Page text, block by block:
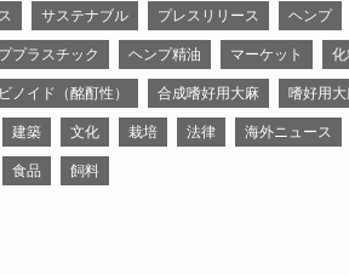
サステナブル プレスリリース ヘンプ
プラスチック ヘンプ精油 マーケット
ノイド（酩酊性） 合成嗜好用大麻 嗜好用
建築 文化 栽培 法律 海外ニュース
食品 飼料